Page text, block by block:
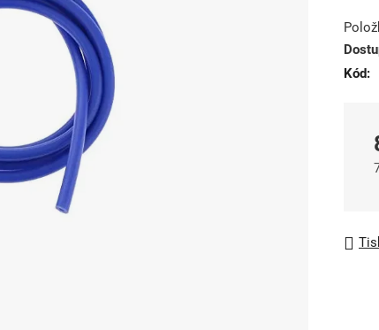
je
0,0
z
Kód: